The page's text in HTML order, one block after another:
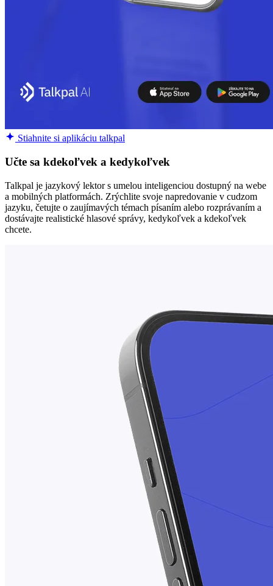
Stiahnite si aplikáciu talkpal
Učte sa kdekoľvek a kedykoľvek
Talkpal je jazykový lektor s umelou inteligenciou dostupný na webe
a mobilných platformách. Zrýchlite svoje napredovanie v cudzom
jazyku, četujte o zaujímavých témach písaním alebo rozprávaním a
dostávajte realistické hlasové správy, kedykoľvek a kdekoľvek
chcete.